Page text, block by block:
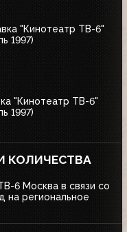
"Кинотеатр ТВ-6"
1997)
"Кинотеатр ТВ-6"
1997)
КОЛИЧЕСТВА
6 Москва в связи со
на региональное